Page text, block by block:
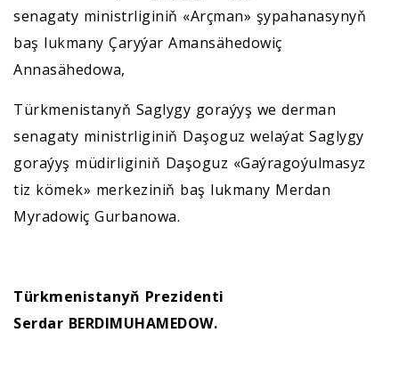
senagaty ministrliginiň «Arçman» şypahanasynyň
baş lukmany Çaryýar Amansähedowiç
Annasähedowa,
Türkmenistanyň Saglygy goraýyş we derman
senagaty ministrliginiň Daşoguz welaýat Saglygy
goraýyş müdirliginiň Daşoguz «Gaýragoýulmasyz
tiz kömek» merkeziniň baş lukmany Merdan
Myradowiç Gurbanowa.
Türkmenistanyň Prezidenti
Serdar BERDIMUHAMEDOW.